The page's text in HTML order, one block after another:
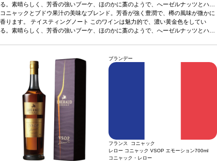
る。素晴らしく、芳香の強いブーケ、ほのかに藁のようで、へーゼルナッツとハニ
ーが少々ある。こくがあり、まろやかでスムーズ、ハニー、葡萄のような口蓋を満
たす風味がある。魅力的で柔らかく、フルーティーな後味があり、全てのアロマが
余韻に残る。 合う料理食前酒として、あるいはフォアグラやメロン、デザートと
コニャックとブドウ果汁の美味なブレンド。芳香が強く豊潤で、樽の風味が微かに
香ります。 テイスティングノート このワインは魅力的で、濃い黄金色をしてい
る。素晴らしく、芳香の強いブーケ、ほのかに藁のようで、へーゼルナッツとハニ
食前酒として、あるいはフォアグラやメロン、デザートと
葡萄品種 ユニ・ブラン100％
ブランデー
フランス コニャック
レロー コニャック VSOP エモーション700ml
コニャック・レロー